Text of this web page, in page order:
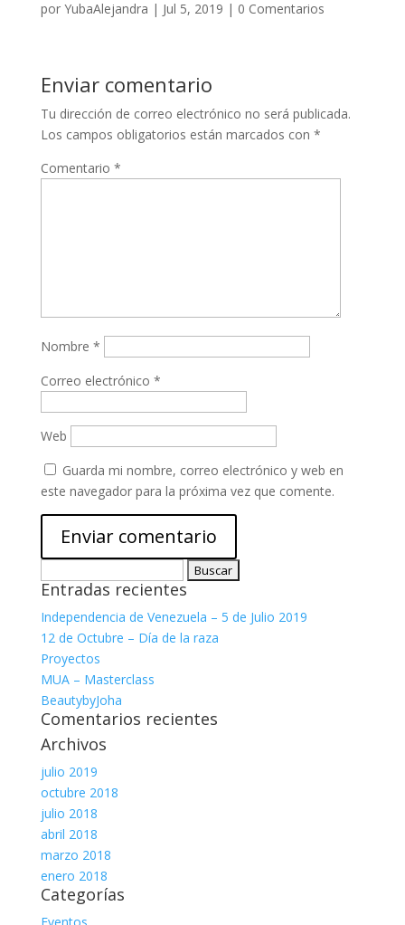
por YubaAlejandra | Jul 5, 2019 | 0 Comentarios
Enviar comentario
Tu dirección de correo electrónico no será publicada.
Los campos obligatorios están marcados con *
Comentario *
Nombre *
Correo electrónico *
Web
Guarda mi nombre, correo electrónico y web en
este navegador para la próxima vez que comente.
Entradas recientes
Independencia de Venezuela – 5 de Julio 2019
12 de Octubre – Día de la raza
Proyectos
MUA – Masterclass
BeautybyJoha
Comentarios recientes
Archivos
julio 2019
octubre 2018
julio 2018
abril 2018
marzo 2018
enero 2018
Categorías